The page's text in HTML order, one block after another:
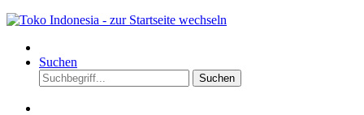
Suchen
Suchen